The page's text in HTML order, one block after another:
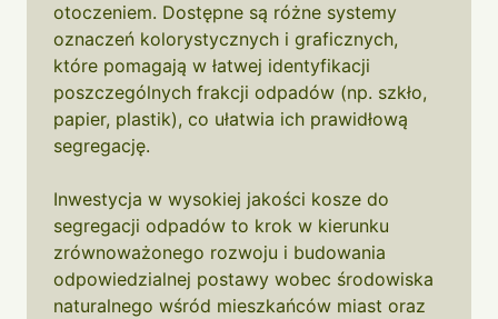
otoczeniem. Dostępne są różne systemy
oznaczeń kolorystycznych i graficznych,
które pomagają w łatwej identyfikacji
poszczególnych frakcji odpadów (np. szkło,
papier, plastik), co ułatwia ich prawidłową
segregację.
Inwestycja w wysokiej jakości kosze do
segregacji odpadów to krok w kierunku
zrównoważonego rozwoju i budowania
odpowiedzialnej postawy wobec środowiska
naturalnego wśród mieszkańców miast oraz